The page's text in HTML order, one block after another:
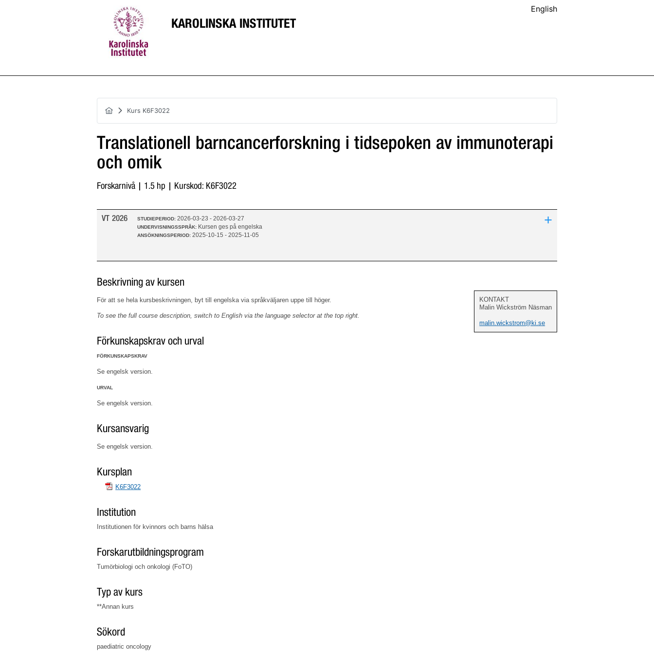
KAROLINSKA INSTITUTET
English
Kurs K6F3022
Translationell barncancerforskning i tidsepoken av immunoterapi
och omik
Forskarnivå | 1.5 hp | Kurskod: K6F3022
VT 2026 STUDIEPERIOD:2026-03-23 - 2026-03-27
UNDERVISNINGSSPRÅK: Kursen ges på engelska
ANSÖKNINGSPERIOD:2025-10-15 - 2025-11-05
+
Beskrivning av kursen
För att se hela kursbeskrivningen, byt till engelska via språkväljaren uppe till höger.
To see the full course description, switch to Englishvia the language selector at the top right.
Förkunskapskrav och urval
FÖRKUNSKAPSKRAV
Se engelsk version.
URVAL
Se engelsk version.
Kursansvarig
Se engelsk version.
Kursplan
K6F3022
Institution
Institutionen för kvinnors och barns hälsa
Forskarutbildningsprogram
Tumörbiologi och onkologi (FoTO)
Typ av kurs
**Annan kurs
Sökord
paediatric oncology
KONTAKT
Malin Wickström Näsman
malin.wickstrom@ki.se